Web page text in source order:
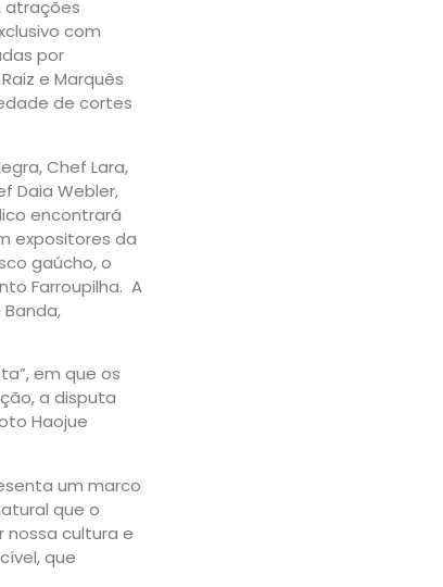
atrações
com
por
e Marquês
de cortes
Chef Lara,
Daia Webler,
encontrará
expositores da
gaúcho, o
Farroupilha. A
em que os
a disputa
Haojue
um marco
que o
nossa cultura e
que